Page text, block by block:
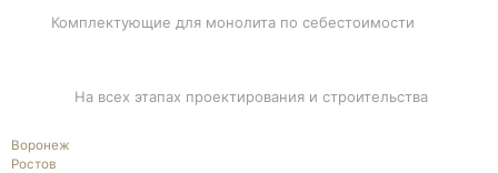
Комплектующие для монолита по себестоимости
На всех этапах проектирования и строительства
Воронеж
Ростов